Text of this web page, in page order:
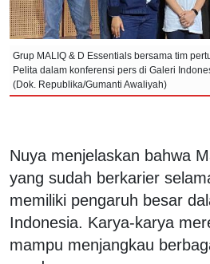
Grup MALIQ & D Essentials bersama tim
Pelita dalam konferensi pers di Galeri
(Dok. Republika/Gumanti Awaliyah)
Nuya menjelaskan bahwa
yang sudah berkarier
memiliki pengaruh besar
Indonesia. Karya-karya
mampu menjangkau